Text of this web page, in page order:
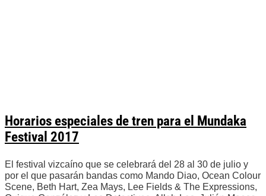
Horarios especiales de tren para el Mundaka
Festival 2017
El festival vizcaíno que se celebrará del 28 al 30 de julio y
por el que pasarán bandas como Mando Diao, Ocean Colour
Scene, Beth Hart, Zea Mays, Lee Fields & The Expressions,